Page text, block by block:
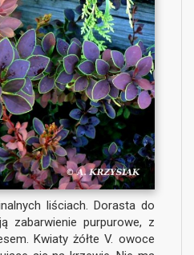
liściach. Dorasta do
zabarwienie purpurowe, z
Kwiaty żółte V. owoce